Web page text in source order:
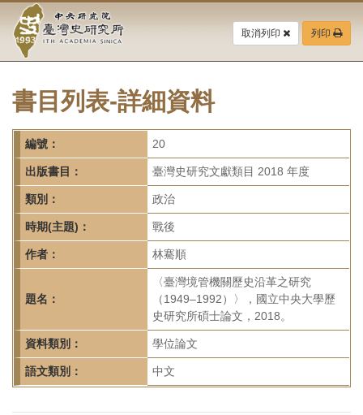
要
中
央
研
究
院-
臺
灣
史
研
究
所-
首
頁
取消列印 列印
書目列表-詳細資料
編號： 20
出版書目： 臺灣史研究文獻類目 2018 年度
類別： 政治
時期(主題)： 戰後
作者： 林騫順
題名：
〈臺灣境管機關歷史沿革之研究
（1949–1992）〉，國立中央大學歷
史研究所碩士論文，2018。
資料類別： 學位論文
語文類別： 中文